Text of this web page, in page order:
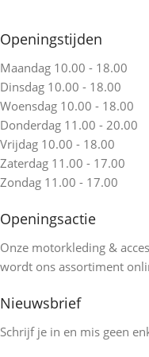
Openingstijden
Maandag 10.00 - 18.00
Dinsdag 10.00 - 18.00
Woensdag 10.00 - 18.00
Donderdag 11.00 - 20.00
Vrijdag 10.00 - 18.00
Zaterdag 11.00 - 17.00
Zondag 11.00 - 17.00
Openingsactie
Onze motorkleding &
wordt ons assortiment
Nieuwsbrief
Schrijf je in en mis geen